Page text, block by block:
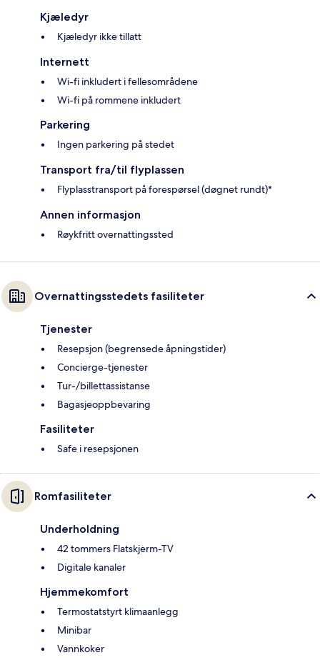
Kjæledyr
Kjæledyr ikke tillatt
Internett
Wi-fi inkludert i fellesområdene
Wi-fi på rommene inkludert
Parkering
Ingen parkering på stedet
Transport fra/til flyplassen
Flyplasstransport på forespørsel (døgnet rundt)*
Annen informasjon
Røykfritt overnattingssted
Overnattingsstedets fasiliteter
Tjenester
Resepsjon (begrensede åpningstider)
Concierge-tjenester
Tur-/billettassistanse
Bagasjeoppbevaring
Fasiliteter
Safe i resepsjonen
Romfasiliteter
Underholdning
42 tommers Flatskjerm-TV
Digitale kanaler
Hjemmekomfort
Termostatstyrt klimaanlegg
Minibar
Vannkoker